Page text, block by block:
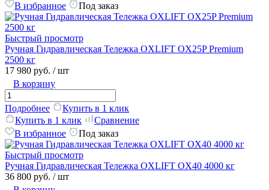
В избранное
Под заказ
Быстрый просмотр
Ручная Гидравлическая Тележка OXLIFT OX25P Premium
2500 кг
17 980 руб. / шт
В корзину
Подробнее
Купить в 1 клик
Купить в 1 клик
Сравнение
В избранное
Под заказ
Быстрый просмотр
Ручная Гидравлическая Тележка OXLIFT OX40 4000 кг
36 800 руб. / шт